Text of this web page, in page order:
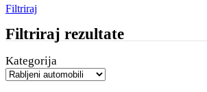
Filtriraj
Filtriraj rezultate
Kategorija